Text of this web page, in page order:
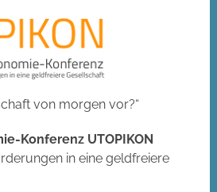
von morgen vor?“
Konferenz UTOPIKON
in eine geldfreiere